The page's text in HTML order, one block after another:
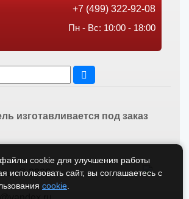
+7 (499) 322-92-08
Пн - Вс: 10:00 - 18:00
изготавливается под заказ
© 2026
cookie для улучшения работы
использовать сайт, вы соглашаетесь с
cookie